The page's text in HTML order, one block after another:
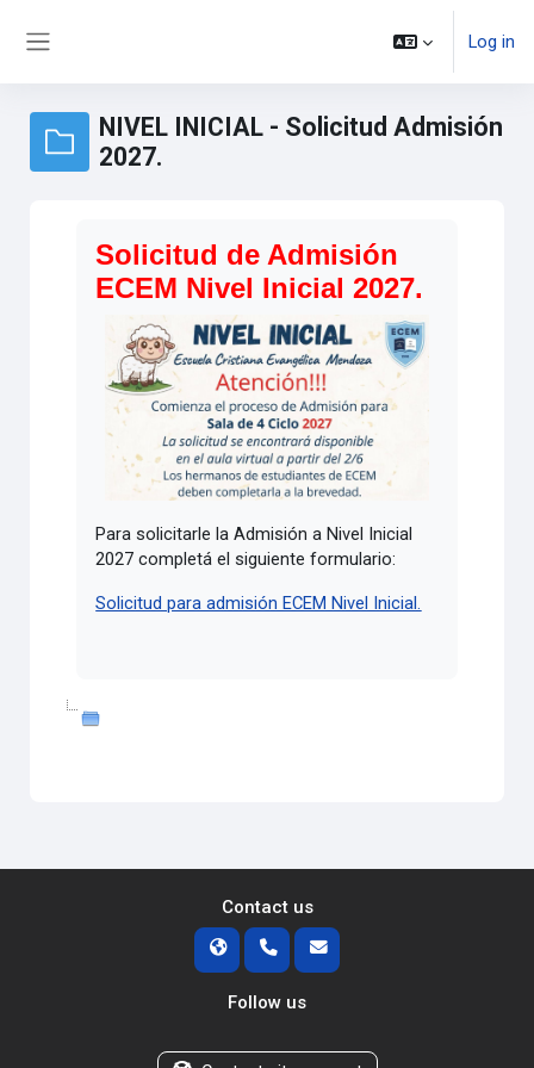
Log in
NIVEL INICIAL - Solicitud Admisión
2027.
Solicitud de Admisión
ECEM Nivel Inicial 2027.
Para solicitarle la Admisión a Nivel Inicial
2027 completá el siguiente formulario:
Solicitud para admisión ECEM Nivel Inicial.
Contact us
Follow us